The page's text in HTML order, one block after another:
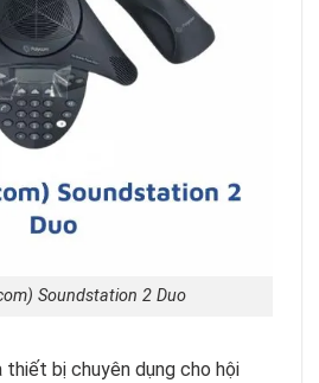
Soundstation 2 Duo
bị chuyên dụng cho hội